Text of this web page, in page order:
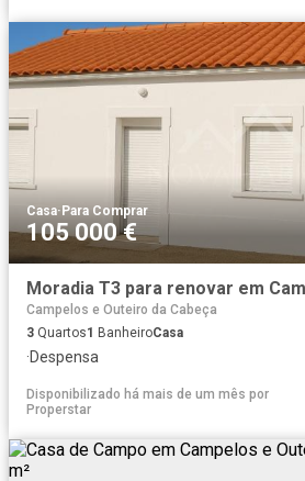
Casa· Para Comprar
105 000 €
Campelos e Outeiro da Cabeça
3 Quartos1 BanheiroCasa
·Despensa
Disponibilizado há mais de um mês por
Properstar